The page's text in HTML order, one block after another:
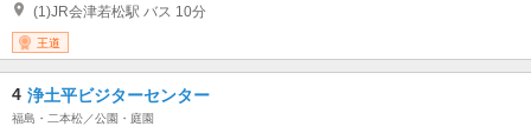
(1)JR会津若松駅 バス 10分
王道
4 浄土平ビジターセンター
福島・二本松／公園・庭園